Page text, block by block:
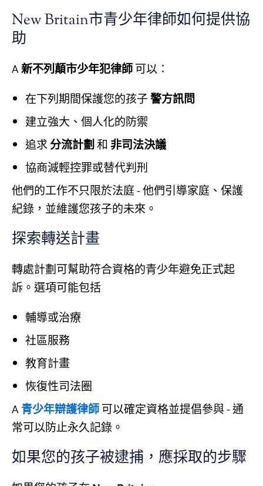
New Britain市青少年律師如何提供協
助
A新不列顛市少年犯律師可以：
在下列期間保護您的孩子警方訊問
建立強大、個人化的防禦
追求分流計劃和非司法決議
協商減輕控罪或替代判刑
他們的工作不只限於法庭 - 他們引導家庭、保護
紀錄，並維護您孩子的未來。
探索轉送計畫
轉處計劃可幫助符合資格的青少年避免正式起
訴。選項可能包括
輔導或治療
社區服務
教育計畫
恢復性司法圈
A青少年辯護律師可以確定資格並提倡參與 - 通
常可以防止永久記錄。
如果您的孩子被逮捕，應採取的步驟